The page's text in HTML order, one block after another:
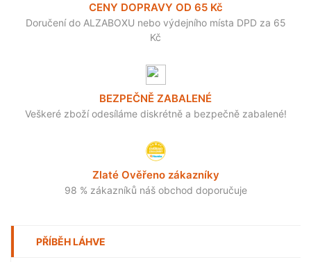
CENY DOPRAVY OD 65 Kč
Doručení do ALZABOXU nebo výdejního místa DPD za 65
Kč
BEZPEČNĚ ZABALENÉ
Veškeré zboží odesíláme diskrétně a bezpečně zabalené!
Zlaté Ověřeno zákazníky
98 % zákazníků náš obchod doporučuje
PŘÍBĚH LÁHVE